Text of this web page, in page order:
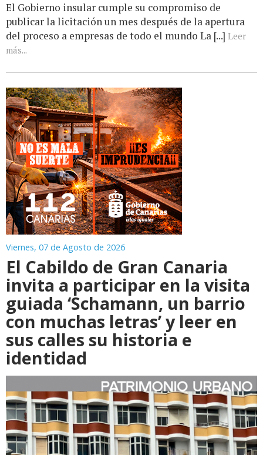
El Gobierno insular cumple su compromiso de
publicar la licitación un mes después de la apertura
del proceso a empresas de todo el mundo La [...] Leer
más...
Viernes, 07 de Agosto de 2026
El Cabildo de Gran Canaria
invita a participar en la visita
guiada ‘Schamann, un barrio
con muchas letras’ y leer en
sus calles su historia e
identidad